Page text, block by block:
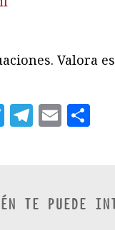
Valora
TwitterEmail
TE PUEDE